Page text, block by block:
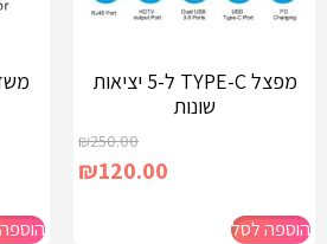
מפצל TYPE-C ל-5 יציאות
שונות
₪250.00
₪120.00
הוספה לסל